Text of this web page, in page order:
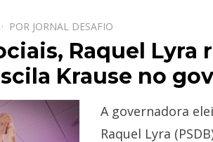
POR JORNAL DESAFIO
Raquel Lyra
Krause no
A governadora
Raquel Lyra